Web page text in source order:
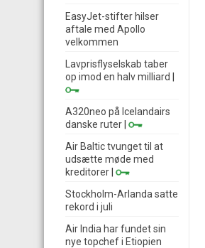
EasyJet-stifter hilser
aftale med Apollo
velkommen
Lavprisflyselskab taber
op imod en halv milliard
A320neo på Icelandairs
danske ruter
Air Baltic tvunget til at
udsætte møde med
kreditorer
Stockholm-Arlanda satte
rekord i juli
Air India har fundet sin
nye topchef i Etiopien